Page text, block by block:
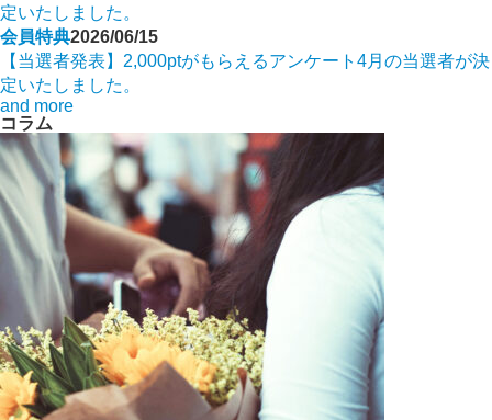
定いたしました。
会員特典2026/06/15
【当選者発表】2,000ptがもらえるアンケート4月の当選者が決
定いたしました。
and more
コラム